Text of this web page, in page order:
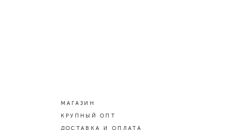
МАГАЗИН
КРУПНЫЙ ОПТ
ДОСТАВКА И ОПЛАТА